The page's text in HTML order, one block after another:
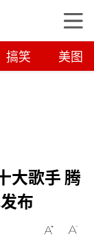
搞笑 美图
大歌手 腾
布